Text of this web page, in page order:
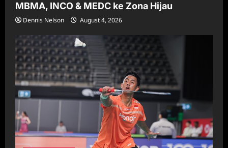
MBMA, INCO & MEDC ke Zona Hijau
Dennis Nelson August 4, 2026